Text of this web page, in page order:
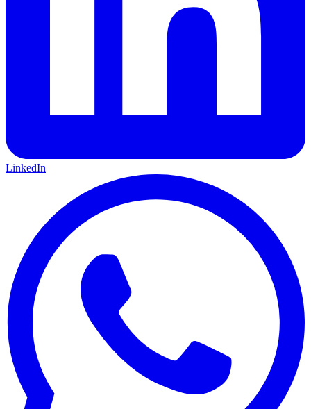
LinkedIn